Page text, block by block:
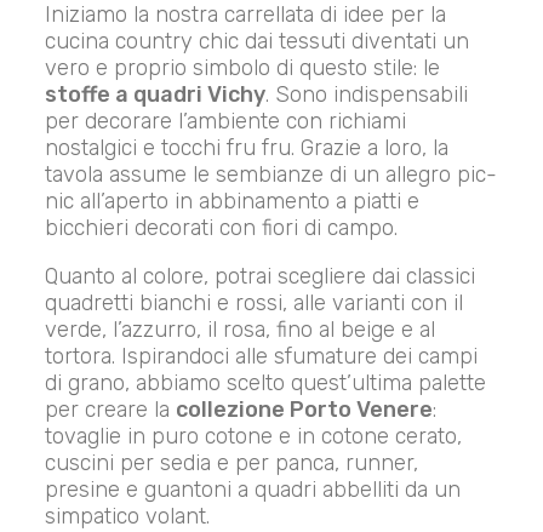
Iniziamo la nostra carrellata di idee per la
cucina country chic dai tessuti diventati un
vero e proprio simbolo di questo stile: le
stoffe a quadri Vichy. Sono indispensabili
per decorare l’ambiente con richiami
nostalgici e tocchi fru fru. Grazie a loro, la
tavola assume le sembianze di un allegro pic-
nic all’aperto in abbinamento a piatti e
bicchieri decorati con fiori di campo.
Quanto al colore, potrai scegliere dai classici
quadretti bianchi e rossi, alle varianti con il
verde, l’azzurro, il rosa, fino al beige e al
tortora. Ispirandoci alle sfumature dei campi
di grano, abbiamo scelto quest’ultima palette
per creare la collezione Porto Venere:
tovaglie in puro cotone e in cotone cerato,
cuscini per sedia e per panca, runner,
presine e guantoni a quadri abbelliti da un
simpatico volant.